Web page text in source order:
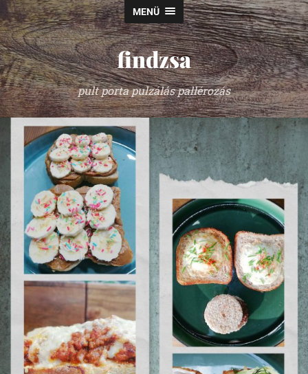
MENÜ
findzsa
pult porta pulzálás pallérozás